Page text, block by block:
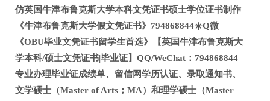
仿英国牛津布鲁克斯大学本科文凭证书硕士学位证书制作
《牛津布鲁克斯大学假文凭证书》794868844☀️Q微
《OBU毕业文凭证书留学生首选》【英国牛津布鲁克斯大
学本科/硕士文凭证书|毕业证】QQ/WeChat：794868844
专业办理毕业证成绩单、留信网学历认证、录取通知书、
文学硕士（Master of Arts；MA）和理学硕士（Master